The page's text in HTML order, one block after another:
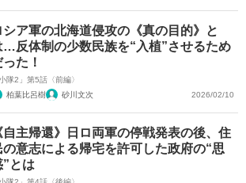
シア軍の北海道侵攻の《真の目的》と
…反体制の少数民族を“入植”させるため
った！
小隊2」第5話〈前編〉
柏葉比呂樹
砂川文次 2026/02/10
自主帰還》日ロ両軍の停戦発表の後、住
の意志による帰宅を許可した政府の“思
”とは